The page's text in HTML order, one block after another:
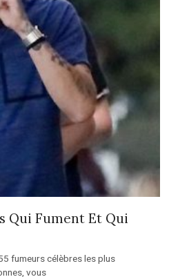
Qui Fument Et Qui
fumeurs célèbres les plus
vous